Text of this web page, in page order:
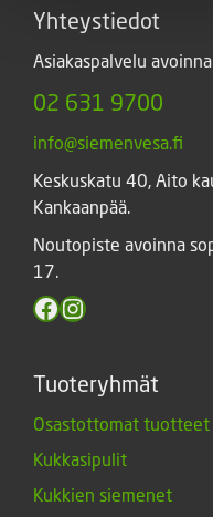
Yhteystiedot
Asiakaspalvelu
02 631 9700
info@siemenvesa.fi
Keskuskatu 40, Aito
Kankaanpää.
Noutopiste avoinna
17.
Facebook
Instagram
Tuoteryhmät
Osastottomat tuotteet
Kukkasipulit
Kukkien siemenet